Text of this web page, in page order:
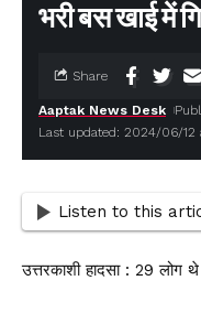
भरी बस खाई में
Last updated: 2024/06/12
Aaptak News Desk
Share
Listen to this
उत्तरकाशी हादसा : 29 लोग